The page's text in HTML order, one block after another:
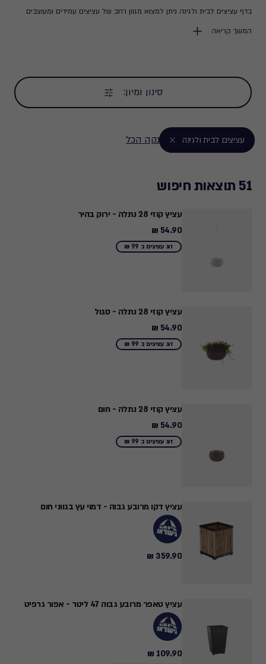
בדף עציצים לבית ולגינה ניתן למצוא מגוון רחב של עציצים עמידים ומעוצבים
לכל צורך ומתאימים גם לחללים פנימיים וגם לגינה ולמרפסת. המוצרים שלנו
המשך קריאה
סינון ומיון:
עציצים לבית ולגינה נקה הכל
51 תוצאות חיפוש
עציץ קוזי 28 נתלה - ירוק בהיר
54.90
₪
54.90 ₪
זוג עציצים ב 99 ₪
עציץ קוזי 28 נתלה - סגול
54.90
₪
54.90 ₪
זוג עציצים ב 99 ₪
עציץ קוזי 28 נתלה - חום
54.90
₪
54.90 ₪
זוג עציצים ב 99 ₪
עציץ דקו מרובע גבוה - דמוי עץ בגווני חום
359.90
359.90 ₪
עציץ טאפר מרובע גבוה 47 ליטר - אפור גרפיט
109.90
109.90 ₪